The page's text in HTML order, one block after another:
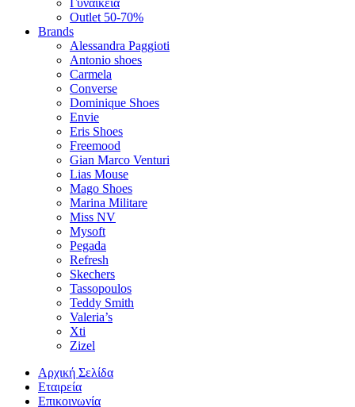
Γυναικεία
Outlet 50-70%
Brands
Alessandra Paggioti
Antonio shoes
Carmela
Converse
Dominique Shoes
Envie
Eris Shoes
Freemood
Gian Marco Venturi
Lias Mouse
Mago Shoes
Marina Militare
Miss NV
Mysoft
Pegada
Refresh
Skechers
Tassopoulos
Teddy Smith
Valeria’s
Xti
Zizel
Αρχική Σελίδα
Εταιρεία
Επικοινωνία